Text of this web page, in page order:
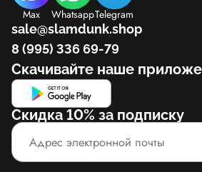
Max WhatsappTelegram
sale@slamdunk.shop
8 (995) 336 69-79
Скачивайте наше
Скидка 10% за подписку